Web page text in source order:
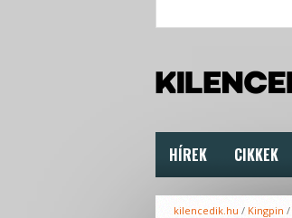
HÍREK CIKKEK
kilencedik.hu / Kingpin /